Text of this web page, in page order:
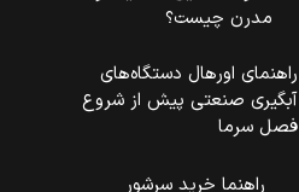
مدرن چیست؟
راهنمای اورهال دستگاه‌های
آبگیری صنعتی پیش از شروع
فصل سرما
راهنما خرید سرشور